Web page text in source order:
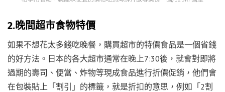
2.晚間超市食物特價
如果不想花太多錢吃晚餐，購買超市的特價食品是一個省錢
的好方法。日本的各大超市通常在晚上7:30後，就會對即將
過期的壽司、便當、炸物等現成食品進行折價促銷，他們會
在包裝貼上「割引」的標籤，就是折扣的意思，例如「2割